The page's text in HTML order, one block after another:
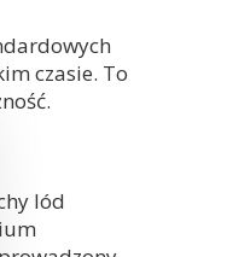
czasie. To
lód